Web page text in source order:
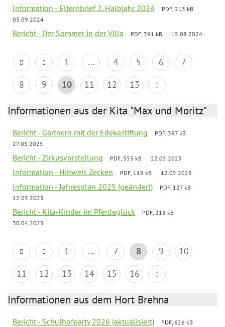
Information - Elternbrief 2. Halbjahr 2024
PDF, 213 kB
03.09.2024
Bericht - Der Sommer in der Villa PDF, 391 kB 15.08.2024
1 ... 4 5 6
7
8
9 10 11 12 13
Informationen aus der Kita "Max und Moritz"
Bericht - Gärtnern mit der Edekastiftung
PDF, 397 kB
27.05.2025
Bericht - Zirkusvorstellung PDF, 355 kB 22.05.2025
Information - Hinweis Zecken PDF, 119 kB 12.05.2025
Information - Jahresplan 2025 (geändert)
PDF, 127 kB
12.05.2025
Bericht - Kita-Kinder im Pferdeglück
PDF, 218 kB
30.04.2025
1 ... 7 8 9
10
11
12 13 14 15 16
Informationen aus dem Hort Brehna
Bericht - Schulhofparty 2026 (aktualisiert)
PDF, 626 kB